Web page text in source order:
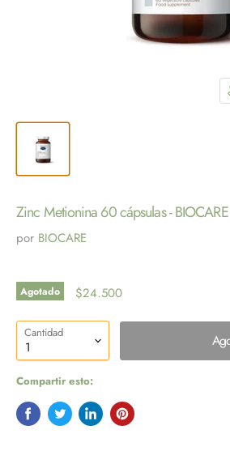
Zinc Metionina 60 cápsulas - BIOCARE
por BIOCARE
Agotado $24.500
Cantidad
Compartir esto: